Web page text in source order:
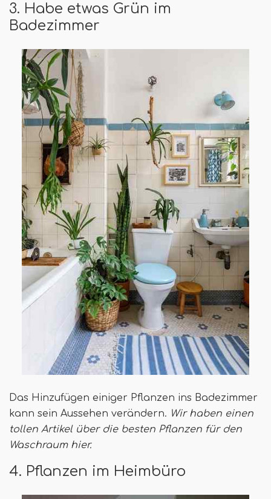
3. Habe etwas Grün im
Badezimmer
Das Hinzufügen einiger Pflanzen ins Badezimmer
kann sein Aussehen verändern. Wir haben einen
tollen Artikel über die besten Pflanzen für den
Waschraum hier.
4. Pflanzen im Heimbüro